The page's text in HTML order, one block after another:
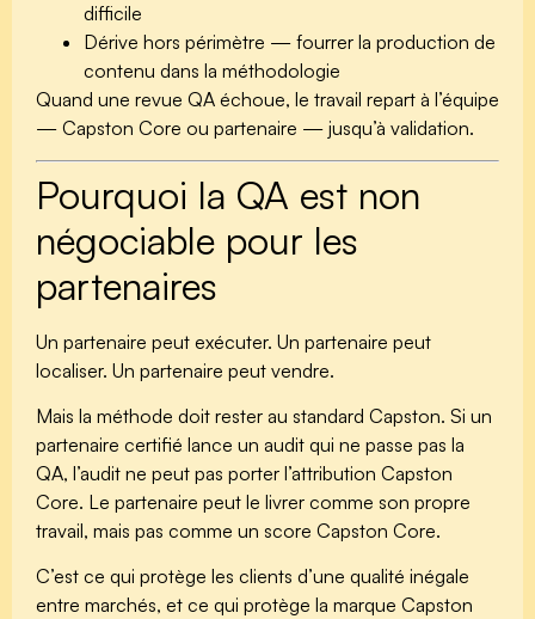
difficile
Dérive hors périmètre — fourrer la production de
contenu dans la méthodologie
Quand une revue QA échoue, le travail repart à l’équipe
— Capston Core ou partenaire — jusqu’à validation.
Pourquoi la QA est non
négociable pour les
partenaires
Un partenaire peut exécuter. Un partenaire peut
localiser. Un partenaire peut vendre.
Mais la méthode doit rester au standard Capston. Si un
partenaire certifié lance un audit qui ne passe pas la
QA, l’audit ne peut pas porter l’attribution Capston
Core. Le partenaire peut le livrer comme son propre
travail, mais pas comme un score Capston Core.
C’est ce qui protège les clients d’une qualité inégale
entre marchés, et ce qui protège la marque Capston